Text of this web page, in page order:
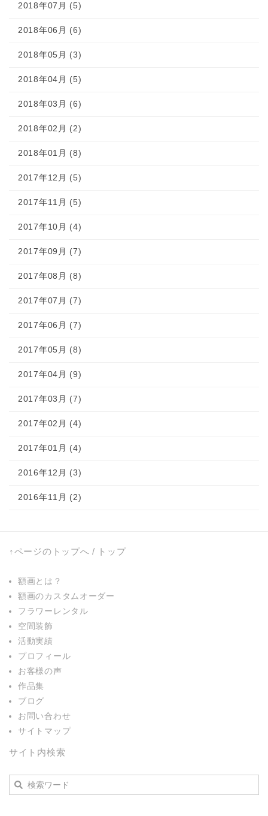
2018年07月 (5)
2018年06月 (6)
2018年05月 (3)
2018年04月 (5)
2018年03月 (6)
2018年02月 (2)
2018年01月 (8)
2017年12月 (5)
2017年11月 (5)
2017年10月 (4)
2017年09月 (7)
2017年08月 (8)
2017年07月 (7)
2017年06月 (7)
2017年05月 (8)
2017年04月 (9)
2017年03月 (7)
2017年02月 (4)
2017年01月 (4)
2016年12月 (3)
2016年11月 (2)
↑ページのトップへ / トップ
額画とは？
額画のカスタムオーダー
フラワーレンタル
空間装飾
活動実績
プロフィール
お客様の声
作品集
ブログ
お問い合わせ
サイトマップ
サイト内検索